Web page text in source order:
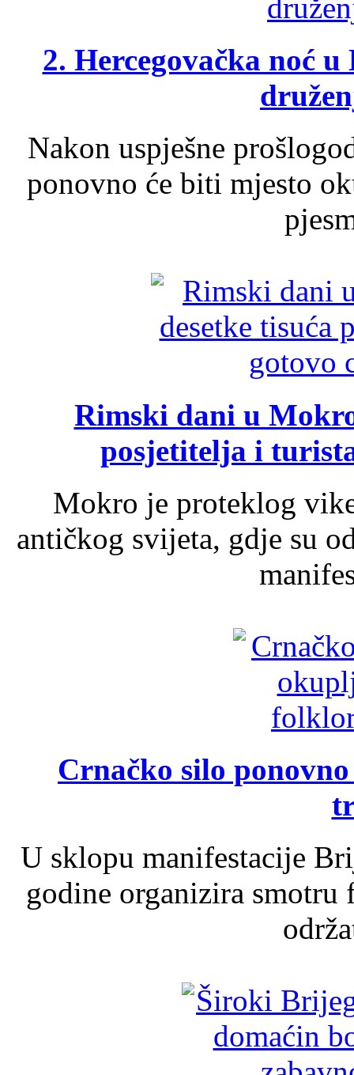
2. Hercegovačka noć
Nakon uspješne
ponovno će biti mjesto
Rimski dani u
posjetitelja i
Mokro je proteklog
antičkog svijeta, gdje su
Crnačko silo
U sklopu manifestacije
godine organizira